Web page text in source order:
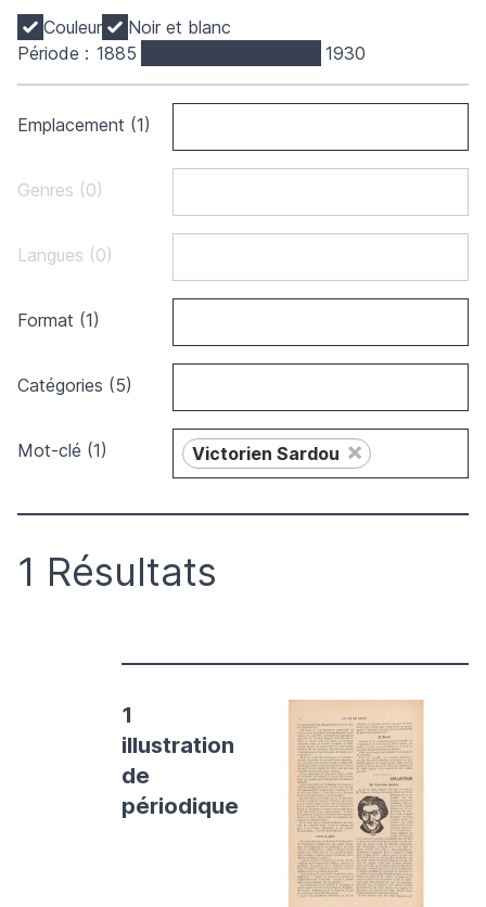
Couleur
Noir et blanc
Période : 1885 1930
Emplacement (1)
Genres (0)
Langues (0)
Format (1)
Catégories (5)
Mot-clé (1) Victorien Sardou ×
1 Résultats
1
illustration
de
périodique